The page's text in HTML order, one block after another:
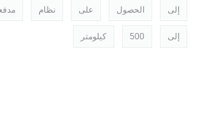
إلى الحصول على نظام
إلى 500 كيلومتر